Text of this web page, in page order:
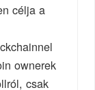
célja a
ownerek
csak